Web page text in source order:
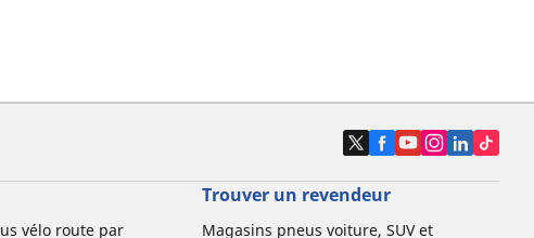
vélo route par
Trouver un revendeur
Magasins pneus voiture, SUV et